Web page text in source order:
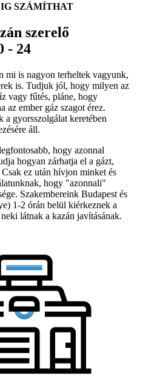
SZÁMÍTHAT
szerelő
- 24
mi is nagyon terheltek vagyunk,
is. Tudjuk jól, hogy milyen az
vagy fűtés, pláne, hogy
az ember gáz szagot érez.
a gyorsszolgálat keretében
áll.
hogy azonnal
hogyan zárhatja el a gázt,
ez után hívjon minket és
hogy "azonnali"
Szakembereink Budapest és
1-2 órán belül kiérkeznek a
látnak a kazán javításának.